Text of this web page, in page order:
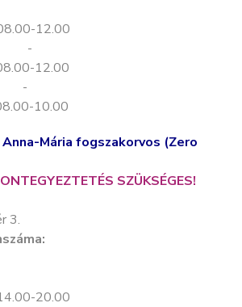
12.00
-
12.00
-
10.00
Mária fogszakorvos (Zero
SZÜKSÉGES!
3.
20.00